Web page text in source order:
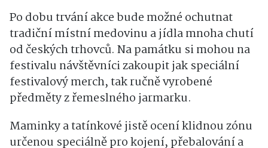
Po dobu trvání akce bude možné ochutnat
tradiční místní medovinu a jídla mnoha chutí
od českých trhovců. Na památku si mohou na
festivalu návštěvníci zakoupit jak speciální
festivalový merch, tak ručně vyrobené
předměty z řemeslného jarmarku.
Maminky a tatínkové jistě ocení klidnou zónu
určenou speciálně pro kojení, přebalování a